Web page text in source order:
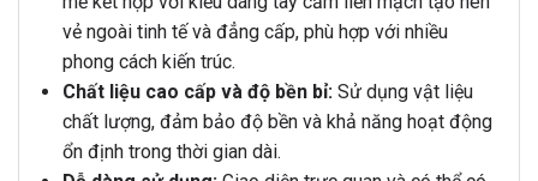
vẻ ngoài tinh tế và đẳng cấp, phù hợp với nhiều
phong cách kiến trúc.
Chất liệu cao cấp và độ bền bỉ:Sử dụng vật liệu
chất lượng, đảm bảo độ bền và khả năng hoạt động
ổn định trong thời gian dài.